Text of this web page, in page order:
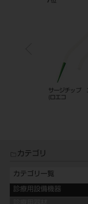
サージチップ
(ロエコ
カテゴリ
カテゴリ一覧
診療用設備機器